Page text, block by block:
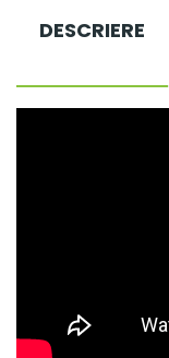
DESCRIERE